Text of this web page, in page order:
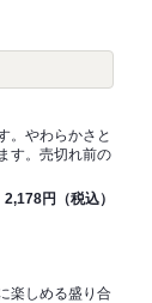
。やわらかさと
す。売切れ前の
2,178円（税込）
楽しめる盛り合